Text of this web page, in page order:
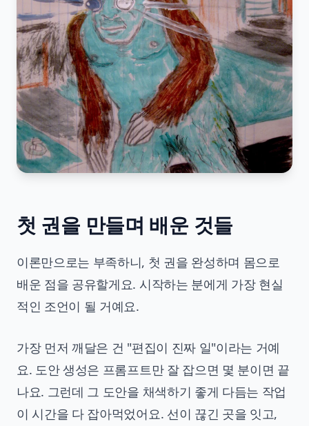
첫 권을 만들며 배운 것들
이론만으로는 부족하니, 첫 권을 완성하며 몸으로
배운 점을 공유할게요. 시작하는 분에게 가장 현실
적인 조언이 될 거예요.
가장 먼저 깨달은 건 "편집이 진짜 일"이라는 거예
요. 도안 생성은 프롬프트만 잘 잡으면 몇 분이면 끝
나요. 그런데 그 도안을 채색하기 좋게 다듬는 작업
이 시간을 다 잡아먹었어요. 선이 끊긴 곳을 잇고,